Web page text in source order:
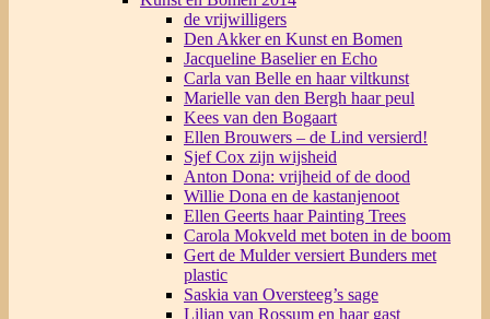
de vrijwilligers
Den Akker en Kunst en Bomen
Jacqueline Baselier en Echo
Carla van Belle en haar viltkunst
Marielle van den Bergh haar peul
Kees van den Bogaart
Ellen Brouwers – de Lind versierd!
Sjef Cox zijn wijsheid
Anton Dona: vrijheid of de dood
Willie Dona en de kastanjenoot
Ellen Geerts haar Painting Trees
Carola Mokveld met boten in de boom
Gert de Mulder versiert Bunders met
plastic
Saskia van Oversteeg’s sage
Lilian van Rossum en haar gast